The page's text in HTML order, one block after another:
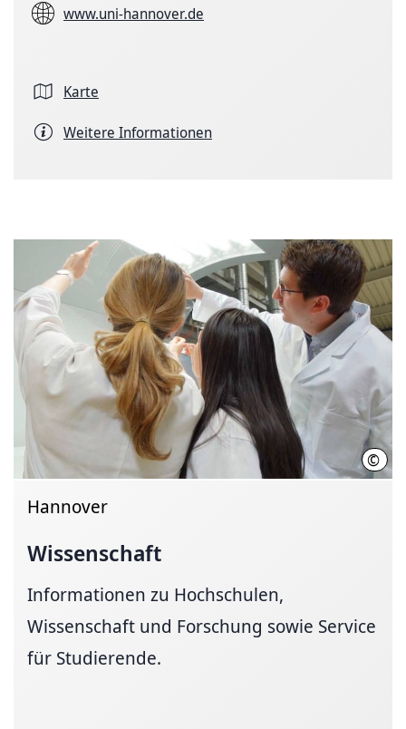
www.uni-hannover.de
Karte
Weitere Informationen
©
Hannover
Wissenschaft
Informationen zu Hochschulen,
Wissenschaft und Forschung sowie Service
für Studierende.